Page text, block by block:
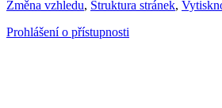
Změna vzhledu, Struktura stránek,
Prohlášení o přístupnosti